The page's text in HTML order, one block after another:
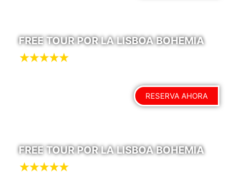
FREE TOUR POR LA LISBOA BOHEMIA
RESERVA AHORA
FREE TOUR POR LA LISBOA BOHEMIA